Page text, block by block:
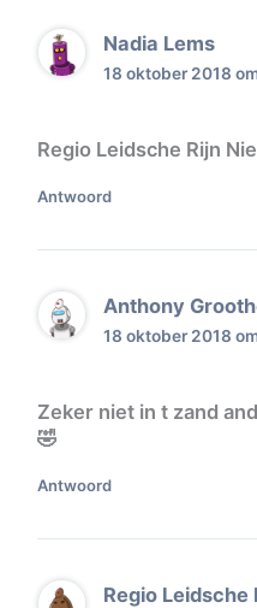
Nadia Lems
18 oktober 2018
Regio Leidsche Rijn
Antwoord
Anthony
18 oktober 2018
Zeker niet in t zand
🤣
Antwoord
Regio Leidsche